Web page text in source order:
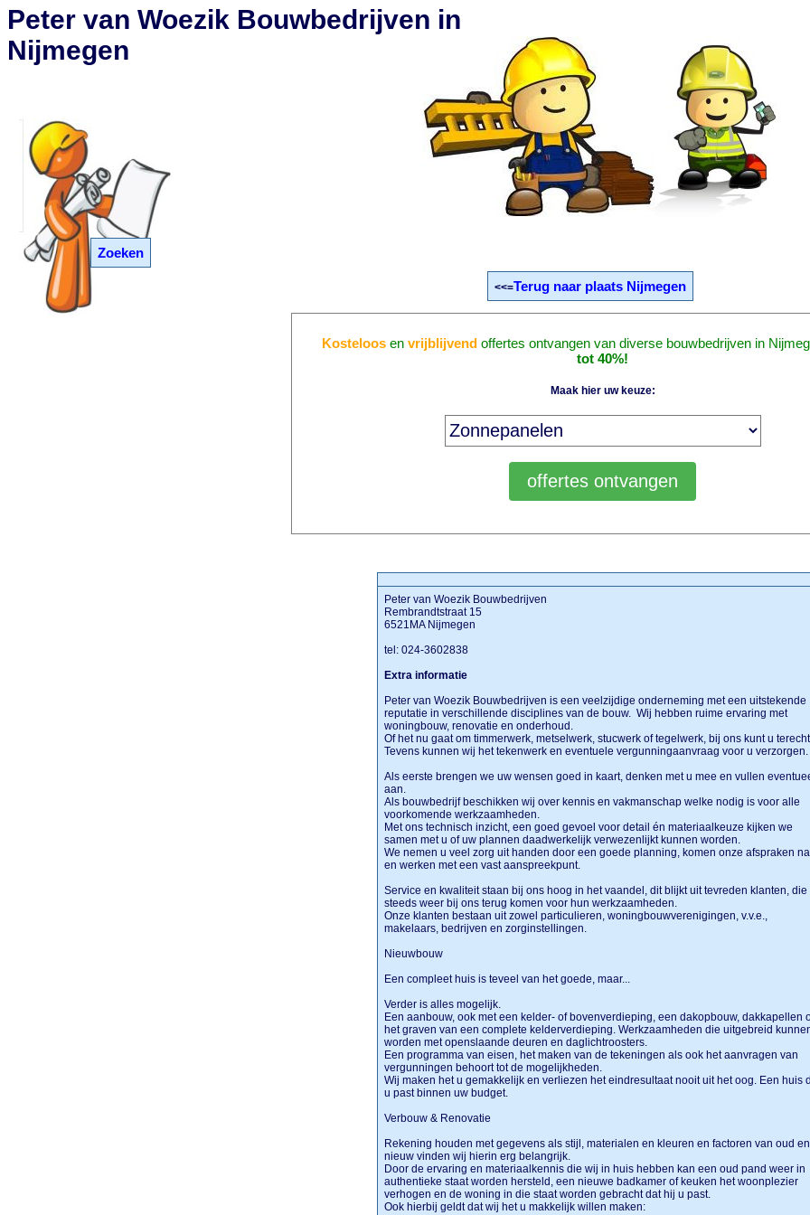
Zoeken
Peter van Woezik Bouwbedrijven in
Nijmegen
<<=Terug naar plaats Nijmegen
Kosteloosen vrijblijvendoffertes ontvangen van diverse bouwbedrijven in
tot 40%!
Maak hier uw keuze:
Peter van Woezik Bouwbedrijven
Rembrandtstraat 15
6521MA Nijmegen
tel: 024-3602838
Extra informatie
Peter van Woezik Bouwbedrijven is een veelzijdige onderneming met een uitstekende
reputatie in verschillende disciplines van de bouw. Wij hebben ruime ervaring met
woningbouw, renovatie en onderhoud.
Of het nu gaat om timmerwerk, metselwerk, stucwerk of tegelwerk, bij ons kunt u
Tevens kunnen wij het tekenwerk en eventuele vergunningaanvraag voor u verzorgen.
Als eerste brengen we uw wensen goed in kaart, denken met u mee en vullen
aan.
Als bouwbedrijf beschikken wij over kennis en vakmanschap welke nodig is voor alle
voorkomende werkzaamheden.
Met ons technisch inzicht, een goed gevoel voor detail én materiaalkeuze kijken we
samen met u of uw plannen daadwerkelijk verwezenlijkt kunnen worden.
We nemen u veel zorg uit handen door een goede planning, komen onze afspraken na
en werken met een vast aanspreekpunt.
Service en kwaliteit staan bij ons hoog in het vaandel, dit blijkt uit tevreden klanten, die
steeds weer bij ons terug komen voor hun werkzaamheden.
Onze klanten bestaan uit zowel particulieren, woningbouwverenigingen, v.v.e.,
makelaars, bedrijven en zorginstellingen.
Nieuwbouw
Een compleet huis is teveel van het goede, maar...
Verder is alles mogelijk.
Een aanbouw, ook met een kelder- of bovenverdieping, een dakopbouw, dakkapellen
het graven van een complete kelderverdieping. Werkzaamheden die uitgebreid
worden met openslaande deuren en daglichtroosters.
Een programma van eisen, het maken van de tekeningen als ook het aanvragen van
vergunningen behoort tot de mogelijkheden.
Wij maken het u gemakkelijk en verliezen het eindresultaat nooit uit het oog. Een huis
u past binnen uw budget.
Verbouw & Renovatie
Rekening houden met gegevens als stijl, materialen en kleuren en factoren van oud en
nieuw vinden wij hierin erg belangrijk.
Door de ervaring en materiaalkennis die wij in huis hebben kan een oud pand weer in
authentieke staat worden hersteld, een nieuwe badkamer of keuken het woonplezier
verhogen en de woning in die staat worden gebracht dat hij u past.
Ook hierbij geldt dat wij het u makkelijk willen maken: